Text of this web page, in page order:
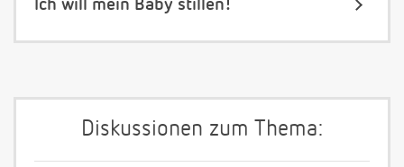
Ich will mein Baby stillen!
Diskussionen zum Thema: